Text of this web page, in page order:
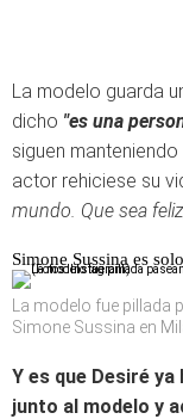
La modelo guarda
dicho "es una
siguen
actor rehiciese su
mundo. Que sea
Simone Sussina es
La modelo fue
Simone Sussina en
Y es que Desiré
junto al modelo y